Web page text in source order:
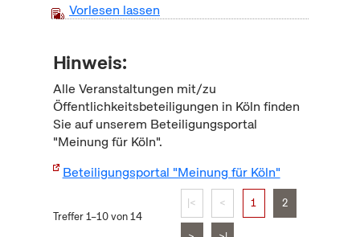
Vorlesen lassen
Hinweis:
Alle Veranstaltungen mit/zu
Öffentlichkeitsbeteiligungen in Köln finden
Sie auf unserem Beteiligungsportal
"Meinung für Köln".
Beteiligungsportal "Meinung für Köln"
Treffer 1–10 von 14
|< < 1 2